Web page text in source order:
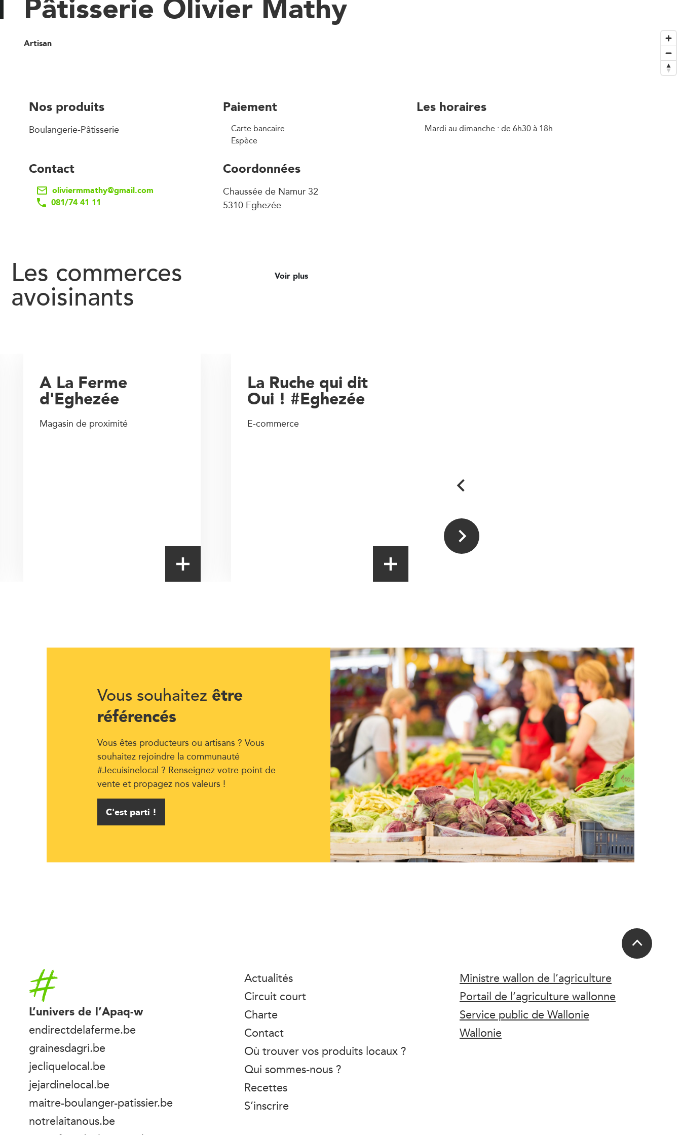
Artisan
Nos produits
Boulangerie-Pâtisserie
Paiement
Carte bancaire
Espèce
Les horaires
Mardi au dimanche : de 6h30 à 18h
Contact
oliviermmathy@gmail.com
081/74 41 11
Coordonnées
Chaussée de Namur 32
5310 Eghezée
Les commerces
avoisinants
Voir plus
La Ruche qui dit
Oui ! #Eghezée
E-commerce
A La Ferme
d'Eghezée
Magasin de proximité
Vous souhaitez être
référencés
Vous êtes producteurs ou artisans ? Vous
souhaitez rejoindre la communauté
#Jecuisinelocal ? Renseignez votre point de
vente et propagez nos valeurs !
C'est parti !
Accueil
L’univers de l’Apaq-w
endirectdelaferme.be
grainesdagri.be
jecliquelocal.be
jejardinelocal.be
maitre-boulanger-patissier.be
notrelaitanous.be
Actualités
Circuit court
Charte
Contact
Où trouver vos produits locaux ?
Qui sommes-nous ?
Recettes
S’inscrire
Ministre wallon de l’agriculture
Portail de l’agriculture wallonne
Service public de Wallonie
Wallonie